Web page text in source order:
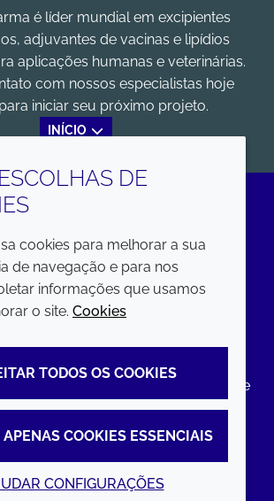
é líder mundial em excipientes
adjuvantes de vacinas e lipídios
aplicações humanas e veterinárias.
com nossos especialistas hoje
iniciar seu próximo projeto.
INÍCIO
LinkedIn
LEGAL
Termos e condições
Declaração de Acessibilidade
DE
cookies para melhorar a sua
de navegação e para nos
informações que usamos
o site. Cookies
TODOS OS COOKIES
COOKIES ESSENCIAIS
CONFIGURAÇÕES